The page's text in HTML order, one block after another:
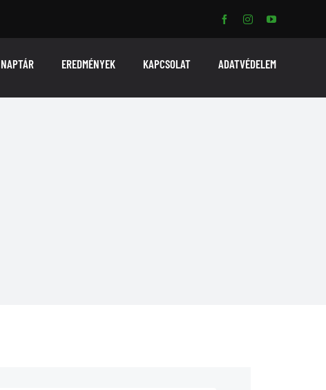
NAPTÁR EREDMÉNYEK KAPCSOLAT ADATVÉDELEM